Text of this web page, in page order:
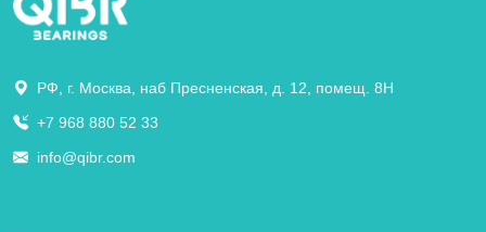
РФ, г. Москва, наб Пресненская, д. 12, помещ. 8Н
+7 968 880 52 33
info@qibr.com